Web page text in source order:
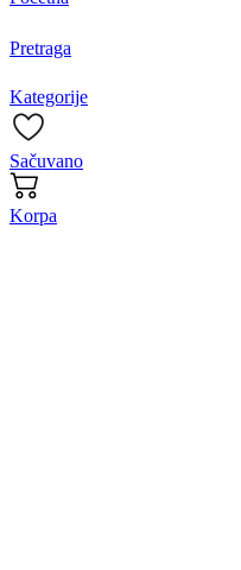
Pretraga
Kategorije
Sačuvano
Korpa